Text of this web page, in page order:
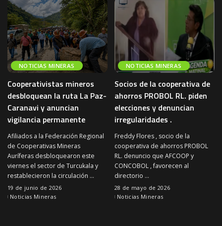
NOTICIAS MINERAS
Cooperativistas mineros
desbloquean la ruta La Paz-
Caranavi y anuncian
vigilancia permanente
Afiliados a la Federación Regional
de Cooperativas Mineras
Auríferas desbloquearon este
viernes el sector de Turcukala y
restablecieron la circulación ...
19 de junio de 2026
Noticias Mineras
NOTICIAS MINERAS
Socios de la cooperativa de
ahorros PROBOL RL. piden
elecciones y denuncian
irregularidades .
Freddy Flores , socio de la
cooperativa de ahorros PROBOL
RL. denuncio que AFCOOP y
CONCOBOL , favorecen al
directorio ...
28 de mayo de 2026
Noticias Mineras